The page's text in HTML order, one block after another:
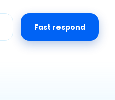
Fast respond